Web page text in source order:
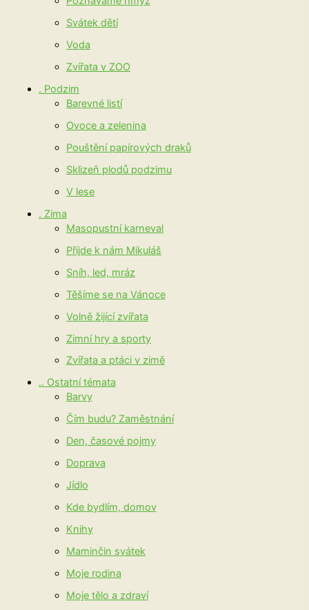
Svátek dětí
Voda
Zvířata v ZOO
. Podzim
Barevné listí
Ovoce a zelenina
Pouštění papírových draků
Sklizeň plodů podzimu
V lese
. Zima
Masopustní karneval
Přijde k nám Mikuláš
Sníh, led, mráz
Těšíme se na Vánoce
Volně žijící zvířata
Zimní hry a sporty
Zvířata a ptáci v zimě
.. Ostatní témata
Barvy
Čím budu? Zaměstnání
Den, časové pojmy
Doprava
Jídlo
Kde bydlím, domov
Knihy
Maminčin svátek
Moje rodina
Moje tělo a zdraví